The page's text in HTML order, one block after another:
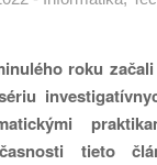
roku
tieto